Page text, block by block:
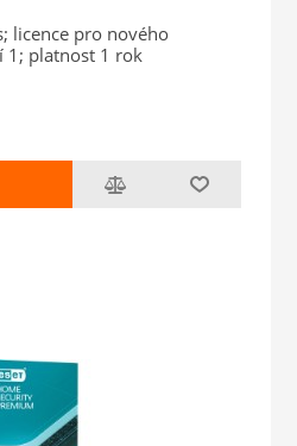
licence pro nového
1; platnost 1 rok